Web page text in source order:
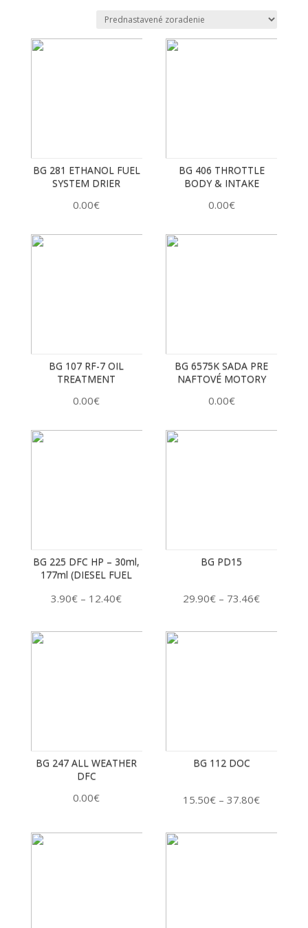
BG 281 ETHANOL FUEL
SYSTEM DRIER
0.00€
BG 406 THROTTLE
BODY & INTAKE
0.00€
BG 107 RF-7 OIL
TREATMENT
0.00€
BG 6575K SADA PRE
NAFTOVÉ MOTORY
0.00€
BG 225 DFC HP – 30ml,
177ml (DIESEL FUEL
LUBRICITY)
3.90€ – 12.40€
BG PD15
29.90€ – 73.46€
BG 247 ALL WEATHER
DFC
0.00€
BG 112 DOC
15.50€ –37.80€